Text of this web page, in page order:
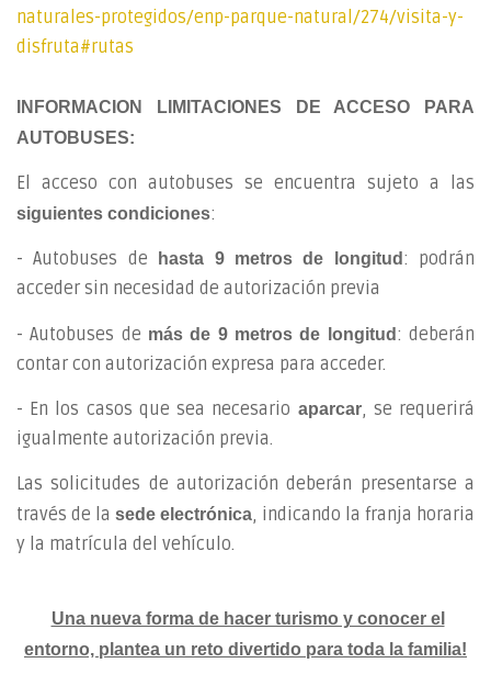
naturales-protegidos/enp-parque-natural/274/visita-y-
disfruta#rutas
INFORMACION LIMITACIONES DE ACCESO PARA
AUTOBUSES:
El acceso con autobuses se encuentra sujeto a las
siguientes condiciones:
- Autobuses de hasta 9 metros de longitud : podrán
acceder sin necesidad de autorización previa
- Autobuses de más de 9 metros de longitud : deberán
contar con autorización expresa para acceder.
- En los casos que sea necesario aparcar, se requerirá
igualmente autorización previa.
Las solicitudes de autorización deberán presentarse a
través de la sede electrónica, indicando la franja horaria
y la matrícula del vehículo.
Una nueva forma de hacer turismo y conocer el
entorno, p lantea un reto divertido para toda la familia!